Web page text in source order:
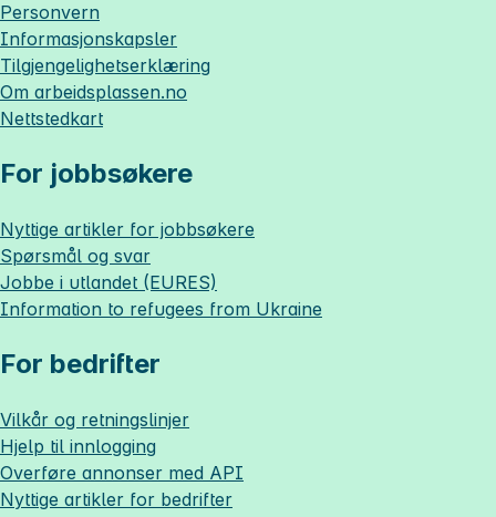
Personvern
Informasjonskapsler
Tilgjengelighetserklæring
Om arbeidsplassen.no
Nettstedkart
For jobbsøkere
Nyttige artikler for jobbsøkere
Spørsmål og svar
Jobbe i utlandet (EURES)
Information to refugees from Ukraine
For bedrifter
Vilkår og retningslinjer
Hjelp til innlogging
Overføre annonser med API
Nyttige artikler for bedrifter